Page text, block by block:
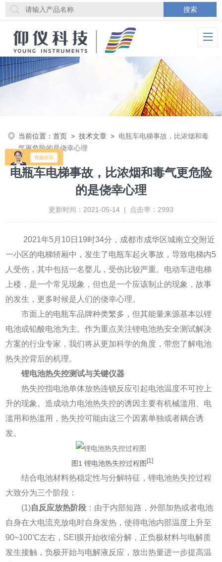
当前位置：首页 >技术文章 > 电瓶车电梯事故，比浓烟和毒
气更危险的是侥幸心理
电瓶车电梯事故，比浓烟和毒气更危险
的是侥幸心理
更新时间：2021-05-14 | 点击率：2993
2021年5月10日19时34分，成都市成华区城南立交附近
一小区的电梯轿厢中，发生了电瓶车起火事故，导致电梯内5
人受伤，其中包括一名婴儿，受伤比较严重。电动车进电梯
上楼，是一个常见现象，但也是一个应该制止的现象，故事
的发生，更多时候是人们的侥幸心理。
市面上的电瓶车品牌种类繁多，但其能量来源基本以锂
电池或铅酸电池为主。作为重点关注锂电池热安全测试解决
方案的行业专家，我们将从更加科学的角度，带您了解电池
热失控背后的机理。
锂电池热失控测试与关键仪器
热失控指电池单体放热连锁反应引起电池温度不可控上
升的现象。造成动力电池热失控的诱因主要有机械滥用、电
滥用和热滥用，热失控可能由这三个因素单独或者耦合诱
发。
图1 锂电池热失控过程图 [1]
结合电池材料热稳定性与分解特征，锂电池热失控过程
大致分为三个阶段：
(1)自反应放热阶段 ：由于内部短路，外部加热或者电池
自身在大电流充放电时自身发热，使得电池内部温度上升至
90~100℃左右，SEI膜开始收缩分解，正负极材料与电解质
发生接触，负极开始与电解液反应，放出热量进一步提高温